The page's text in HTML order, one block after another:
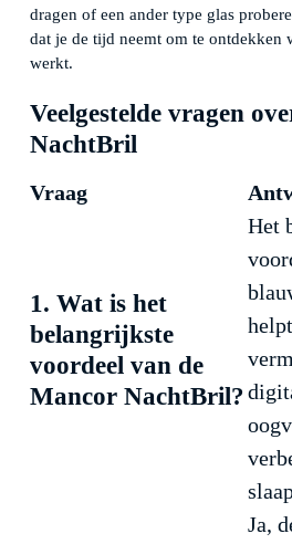
dragen of een ander type glas
dat je de tijd neemt om te ontdekken
werkt.
Veelgestelde vragen
NachtBril
Vraag
1. Wat is het
belangrijkste
voordeel van de
Mancor NachtBril?
Het
Ja,